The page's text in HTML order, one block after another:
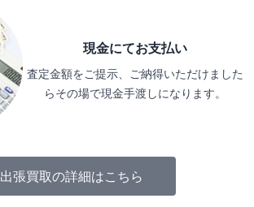
現金にてお支払い
査定金額をご提示、ご納得いただけました
らその場で現金手渡しになります。
出張買取の詳細はこちら